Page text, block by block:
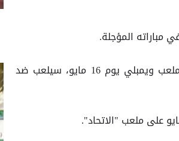
المؤجلة.
وبعد خوض نهائي كأس الاتحاد الإنجليزي ضد تشيلسي في ملعب ويمبلي يوم 16 مايو، سيلعب ضد